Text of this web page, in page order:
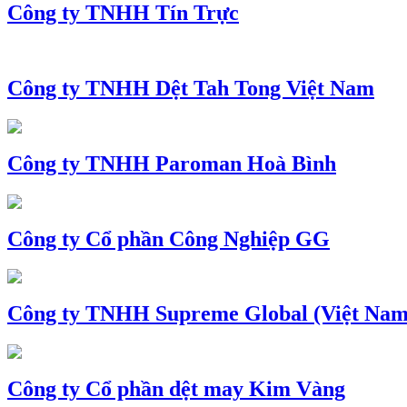
Công ty TNHH Tín Trực
Công ty TNHH Dệt Tah Tong Việt Nam
Công ty TNHH Paroman Hoà Bình
Công ty Cổ phần Công Nghiệp GG
Công ty TNHH Supreme Global (Việt
Công ty Cổ phần dệt may Kim Vàng